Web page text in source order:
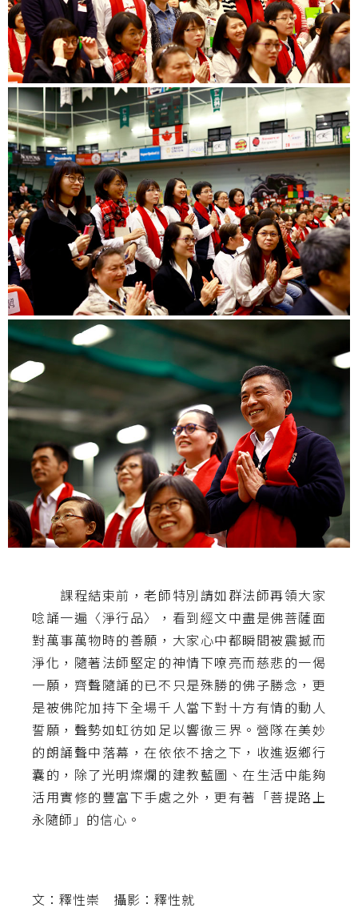
課程結束前，老師特別請如群法師再領大家
唸誦一遍〈淨行品〉，看到經文中盡是佛菩薩面
對萬事萬物時的善願，大家心中都瞬間被震撼而
淨化，隨著法師堅定的神情下嘹亮而慈悲的一偈
一願，齊聲隨誦的已不只是殊勝的佛子勝念，更
是被佛陀加持下全場千人當下對十方有情的動人
誓願，聲勢如虹彷如足以響徹三界。營隊在美妙
的朗誦聲中落幕，在依依不捨之下，收進返鄉行
囊的，除了光明燦爛的建教藍圖、在生活中能夠
活用實修的豐富下手處之外，更有著「菩提路上
永隨師」的信心。
文：釋性崇 攝影：釋性就